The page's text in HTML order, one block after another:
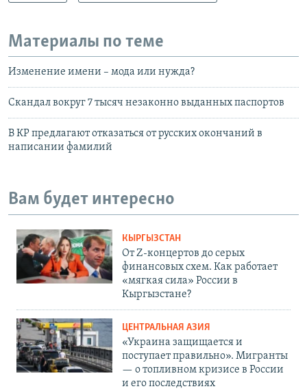
Материалы по теме
Изменение имени – мода или нужда?
Скандал вокруг 7 тысяч незаконно выданных паспортов
В КР предлагают отказаться от русских окончаний в
написании фамилий
Вам будет интересно
КЫРГЫЗСТАН
От Z-концертов до серых
финансовых схем. Как работает
«мягкая сила» России в
Кыргызстане?
ЦЕНТРАЛЬНАЯ АЗИЯ
«Украина защищается и
поступает правильно». Мигранты
— о топливном кризисе в России
и его последствиях